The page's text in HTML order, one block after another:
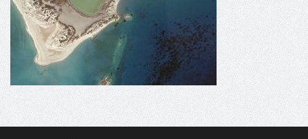
16:35 -Το πρόγραμμα του ΠΑΟΚ στον δεύτερο γύρο του
Champions League!
16:27 -Όλυμπος: Εντάχθηκε στον Κατάλογο Παγκόσμιας
Κληρονομιάς της UNESCO – Ομόφωνη η απόφαση Ο
Όλυμπος αναγνωρίστηκε ως φυσικό και πολιτιστικό
αγαθό εξέχουσας οικουμενικής αξίας για την
ανθρωπότητα